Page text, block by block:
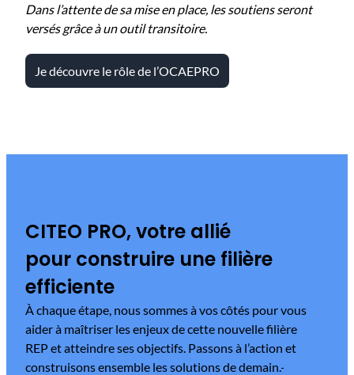
Dans l’attente de sa mise en place, les soutiens seront
versés grâce à un outil transitoire.
Je découvre le rôle de l’OCAEPRO
CITEO PRO, votre allié
pour construire une filière
efficiente
À chaque étape, nous sommes à vos côtés pour vous
aider à maîtriser les enjeux de cette nouvelle filière
REP et atteindre ses objectifs. Passons à l’action et
construisons ensemble les solutions de demain.​